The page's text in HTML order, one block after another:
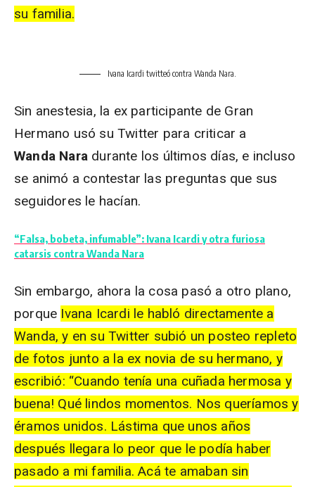
su familia.
Ivana Icardi twitteó contra Wanda Nara.
Sin anestesia, la ex participante de Gran
Hermano usó su Twitter para criticar a
Wanda Nara durante los últimos días, e incluso
se animó a contestar las preguntas que sus
seguidores le hacían.
“Falsa, bobeta, infumable”: Ivana Icardi y otra furiosa
catarsis contra Wanda Nara
Sin embargo, ahora la cosa pasó a otro plano,
porque Ivana Icardi le habló directamente a
Wanda, y en suTwitter subió un posteo repleto
de fotos junto a la ex novia de su hermano, y
escribió: “Cuando tenía una cuñada hermosa y
buena! Qué lindos momentos. Nos queríamos y
éramos unidos. Lástima que unos años
después llegara lo peor que le podía haber
pasado a mi familia. Acá te amaban sin